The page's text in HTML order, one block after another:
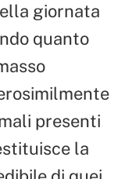
giornata
quanto
presenti
la